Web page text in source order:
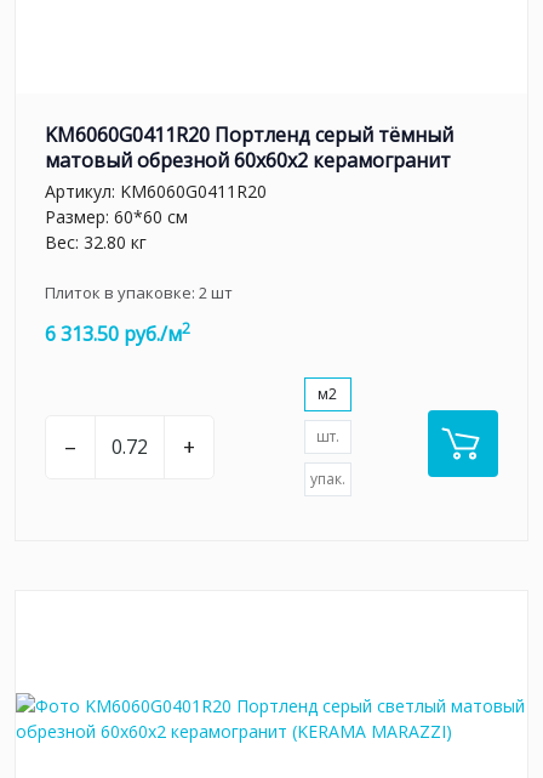
KM6060G0411R20 Портленд серый тёмный
матовый обрезной 60x60x2 керамогранит
Артикул: KM6060G0411R20
Размер: 60*60 см
Вес: 32.80 кг
Плиток в упаковке: 2шт
6 313.50 руб./м2
– +
м2
шт.
упак.